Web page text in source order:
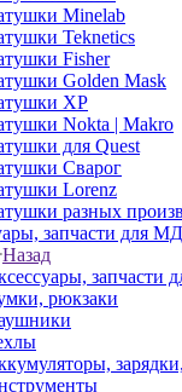
Minelab
Teknetics
Fisher
Golden Mask
XP
Nokta | Makro
для Quest
Сварог
Lorenz
разных
запчасти для МД
Назад
запчасти
рюкзаки